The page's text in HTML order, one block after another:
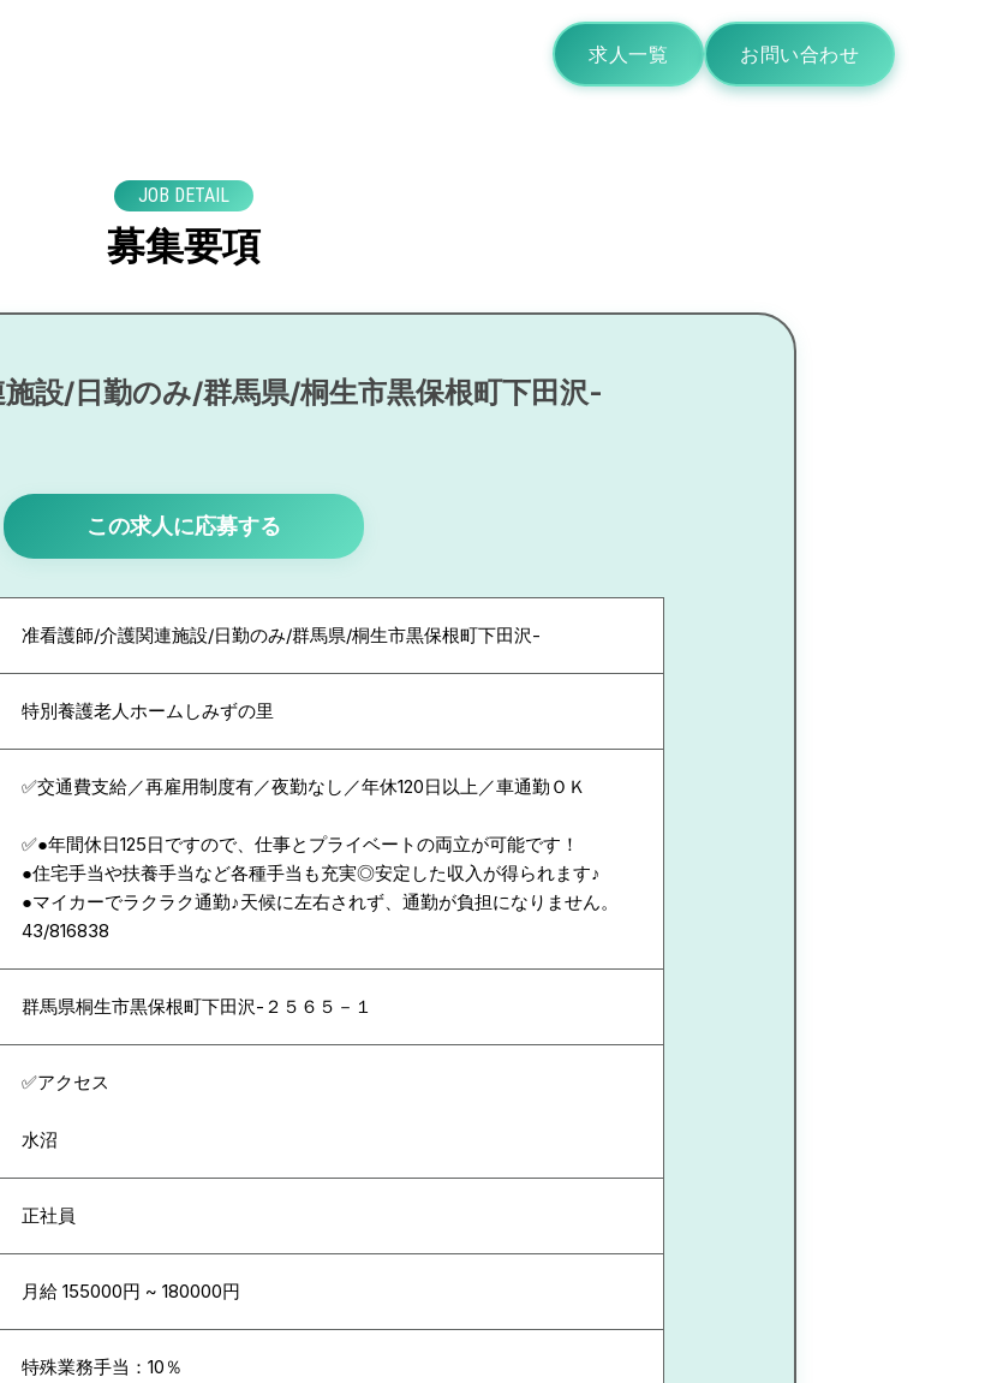
求人一覧 お問い合わせ
JOB DETAIL
募集要項
設/日勤のみ/群馬県/桐生市黒保根町下田沢-
この求人に応募する
准看護師/介護関連施設/日勤のみ/群馬県/桐生市黒保根町下田沢-
特別養護老人ホームしみずの里
✅交通費支給／再雇用制度有／夜勤なし／年休120日以上／車通勤ＯＫ
✅●年間休日125日ですので、仕事とプライベートの両立が可能です！
●住宅手当や扶養手当など各種手当も充実◎安定した収入が得られます♪
●マイカーでラクラク通勤♪天候に左右されず、通勤が負担になりません。
43/816838
群馬県桐生市黒保根町下田沢-２５６５－１
✅アクセス
水沼
正社員
月給 155000円 ~ 180000円
特殊業務手当：10％